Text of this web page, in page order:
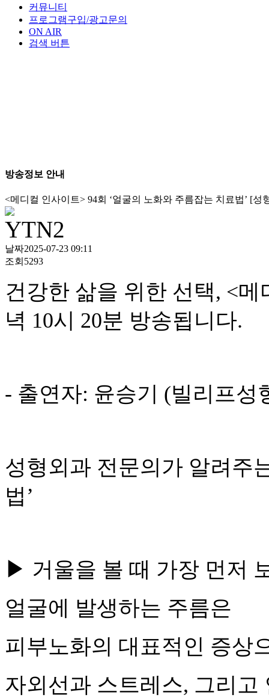
커뮤니티
프로그램구입/광고문의
ON AIR
검색 버튼
방송정보 안내
<메디컬 인사이트> 94회 ‘얼굴의 노화와 주름잡는 치료법’ [성
날짜2025-07-23 09:11
조회 5293
건강한 삶을 위한 선택, <메
녁 10시 20분 방송됩니다.
- 출연자: 윤승기 (빌리프성
성형외과 전문의가 알려주
법 ’
▶ 거울을 볼 때 가장 먼저
얼굴에 발생하는 주름은
피부노화의 대표적인 증상
자외선과 스트레스, 그리고